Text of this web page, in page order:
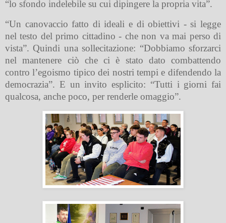
“lo sfondo indelebile su cui dipingere la propria vita”.
“Un canovaccio fatto di ideali e di obiettivi - si legge
nel testo del primo cittadino - che non va mai perso di
vista”. Quindi una sollecitazione: “Dobbiamo sforzarci
nel mantenere ciò che ci è stato dato combattendo
contro l’egoismo tipico dei nostri tempi e difendendo la
democrazia”. E un invito esplicito: “Tutti i giorni fai
qualcosa, anche poco, per renderle omaggio”.